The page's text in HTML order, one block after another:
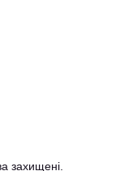
захищені.